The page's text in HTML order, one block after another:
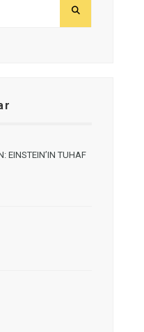
EINSTEIN’IN TUHAF